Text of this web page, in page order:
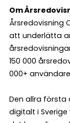
Om
Årsredovisning
att underlätta
150 000
000+
Den allra första
digitalt i